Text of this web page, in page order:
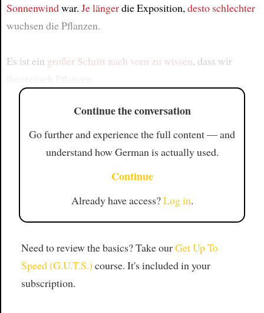
Sonnenwindwar. Je längerdie Exposition,desto schlechter
wuchsen die Pflanzen.
Es ist ein großer Schritt nach vorn zu wissen, dass wir
Continue the conversation
Go further and experience the full content — and
understand how German is actually used.
Continue
Already have access?Log in.
Need to review the basics? Take ourGet Up To
Speed (G.U.T.S.) course. It's included in your
subscription.